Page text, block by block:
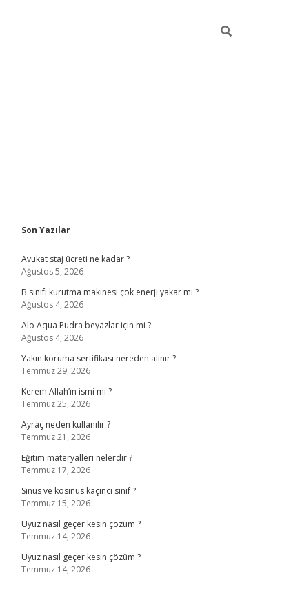
Sidebar
Son Yazılar
Avukat staj ücreti ne kadar ?
Ağustos 5, 2026
B sınıfı kurutma makinesi çok enerji yakar mı ?
Ağustos 4, 2026
Alo Aqua Pudra beyazlar için mi ?
Ağustos 4, 2026
Yakın koruma sertifikası nereden alınır ?
Temmuz 29, 2026
Kerem Allah’ın ismi mi ?
Temmuz 25, 2026
Ayraç neden kullanılır ?
Temmuz 21, 2026
Eğitim materyalleri nelerdir ?
Temmuz 17, 2026
Sinüs ve kosinüs kaçıncı sınıf ?
Temmuz 15, 2026
Uyuz nasıl geçer kesin çözüm ?
Temmuz 14, 2026
Uyuz nasıl geçer kesin çözüm ?
Temmuz 14, 2026